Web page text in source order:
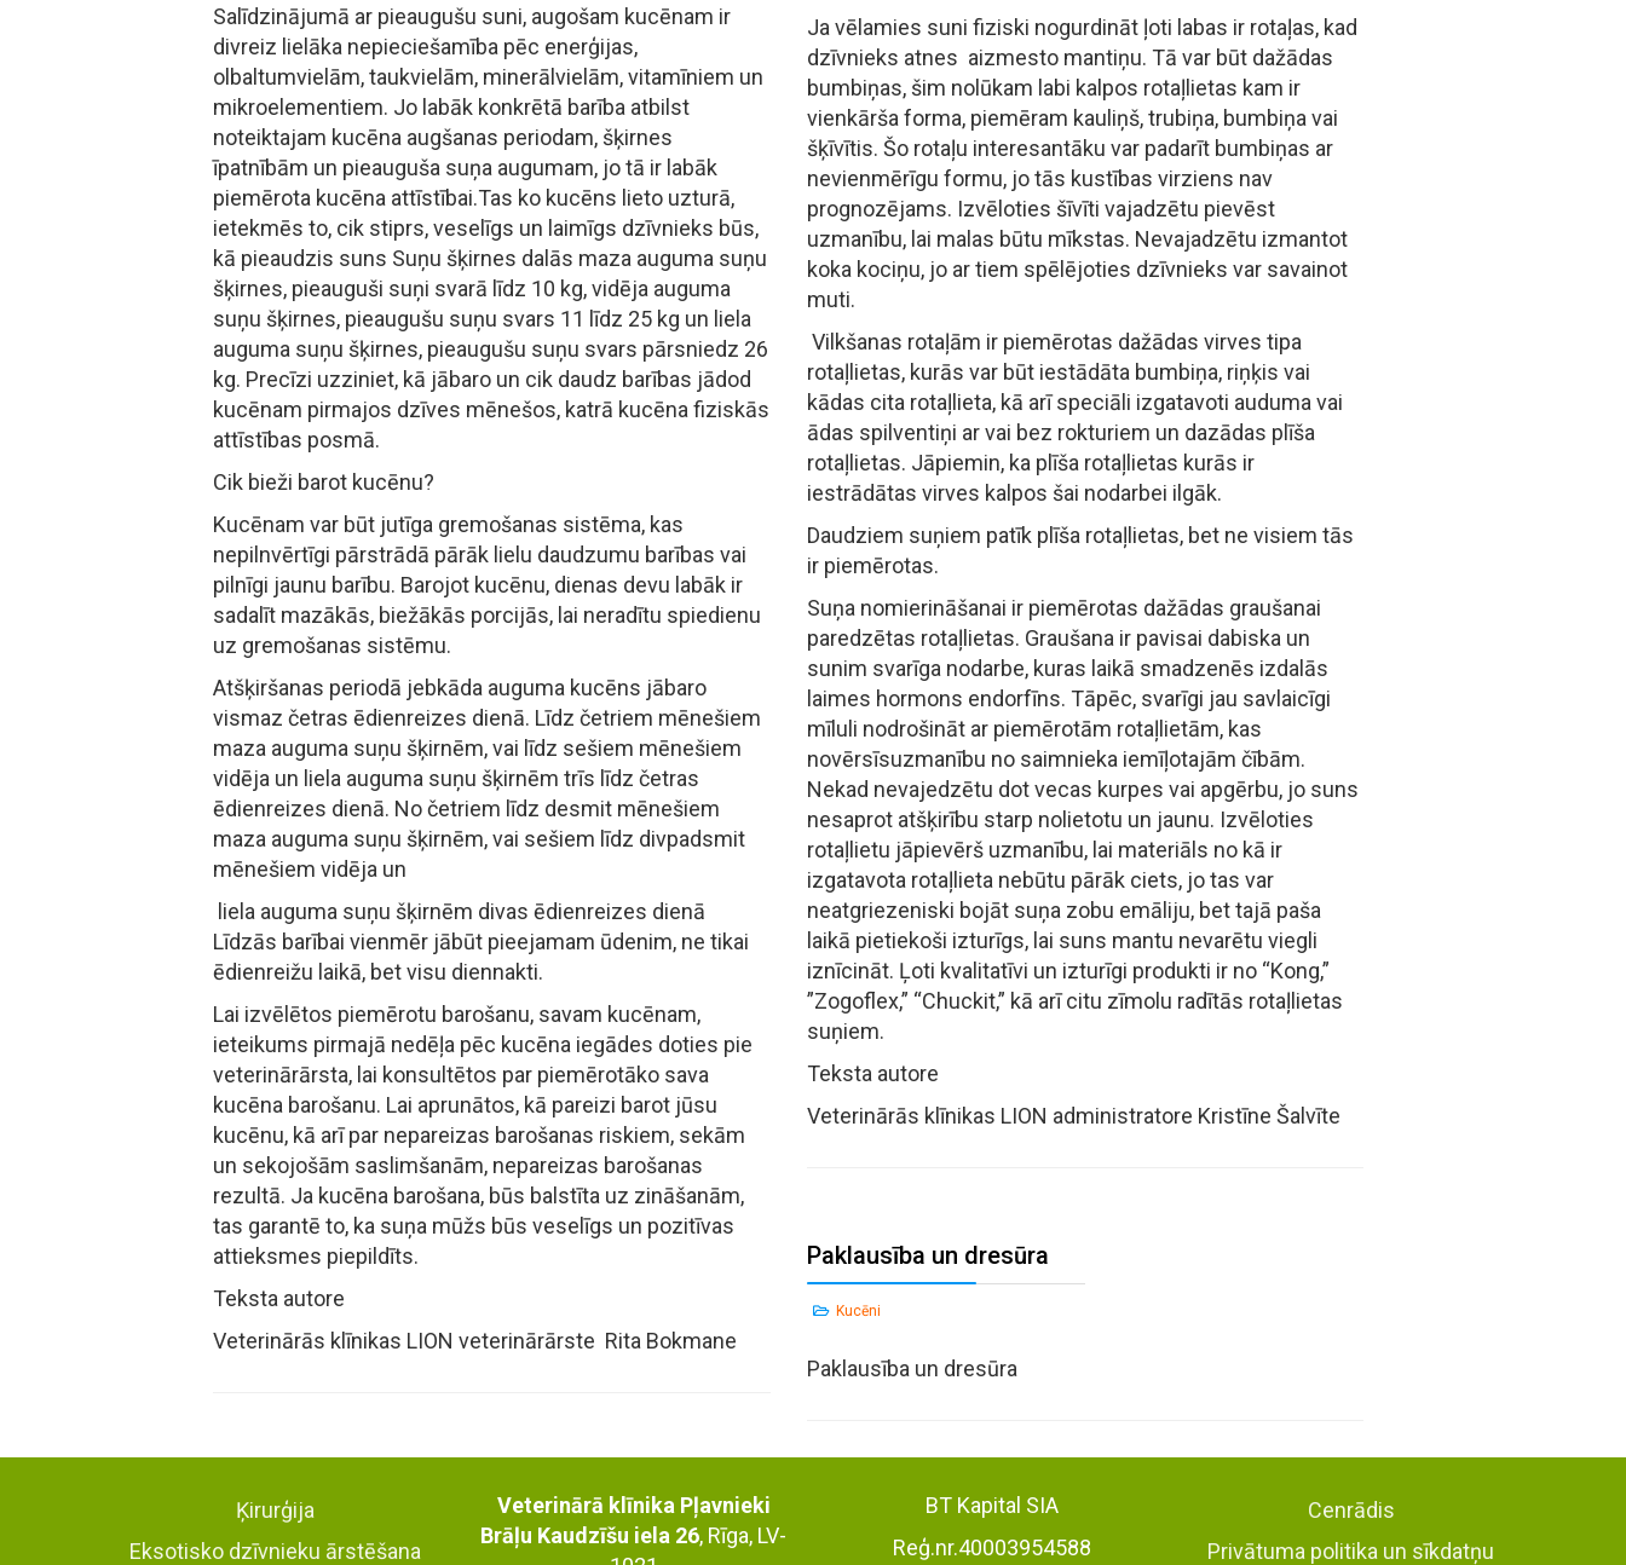
Salīdzinājumā ar pieaugušu suni, augošam kucēnam ir
divreiz lielāka nepieciešamība pēc enerģijas,
olbaltumvielām, taukvielām, minerālvielām, vitamīniem un
mikroelementiem. Jo labāk konkrētā barība atbilst
noteiktajam kucēna augšanas periodam, šķirnes
īpatnībām un pieauguša suņa augumam, jo tā ir labāk
piemērota kucēna attīstībai.Tas ko kucēns lieto uzturā,
ietekmēs to, cik stiprs, veselīgs un laimīgs dzīvnieks būs,
kā pieaudzis suns Suņu šķirnes dalās maza auguma suņu
šķirnes, pieauguši suņi svarā līdz 10 kg, vidēja auguma
suņu šķirnes, pieaugušu suņu svars 11 līdz 25 kg un liela
auguma suņu šķirnes, pieaugušu suņu svars pārsniedz 26
kg. Precīzi uzziniet, kā jābaro un cik daudz barības jādod
kucēnam pirmajos dzīves mēnešos, katrā kucēna fiziskās
attīstības posmā.
Cik bieži barot kucēnu?
Kucēnam var būt jutīga gremošanas sistēma, kas
nepilnvērtīgi pārstrādā pārāk lielu daudzumu barības vai
pilnīgi jaunu barību. Barojot kucēnu, dienas devu labāk ir
sadalīt mazākās, biežākās porcijās, lai neradītu spiedienu
uz gremošanas sistēmu.
Atšķiršanas periodā jebkāda auguma kucēns jābaro
vismaz četras ēdienreizes dienā. Līdz četriem mēnešiem
maza auguma suņu šķirnēm, vai līdz sešiem mēnešiem
vidēja un liela auguma suņu šķirnēm trīs līdz četras
ēdienreizes dienā. No četriem līdz desmit mēnešiem
maza auguma suņu šķirnēm, vai sešiem līdz divpadsmit
mēnešiem vidēja un
liela auguma suņu šķirnēm divas ēdienreizes dienā
Līdzās barībai vienmēr jābūt pieejamam ūdenim, ne tikai
ēdienreižu laikā, bet visu diennakti.
Lai izvēlētos piemērotu barošanu, savam kucēnam,
ieteikums pirmajā nedēļa pēc kucēna iegādes doties pie
veterinārārsta, lai konsultētos par piemērotāko sava
kucēna barošanu. Lai aprunātos, kā pareizi barot jūsu
kucēnu, kā arī par nepareizas barošanas riskiem, sekām
un sekojošām saslimšanām, nepareizas barošanas
rezultā. Ja kucēna barošana, būs balstīta uz zināšanām,
tas garantē to, ka suņa mūžs būs veselīgs un pozitīvas
attieksmes piepildīts.
Teksta autore
Veterinārās klīnikas LION veterinārārste Rita Bokmane
Ja vēlamies suni fiziski nogurdināt ļoti labas ir rotaļas, kad
dzīvnieks atnes aizmesto mantiņu. Tā var būt dažādas
bumbiņas, šim nolūkam labi kalpos rotaļlietas kam ir
vienkārša forma, piemēram kauliņš, trubiņa, bumbiņa vai
šķīvītis. Šo rotaļu interesantāku var padarīt bumbiņas ar
nevienmērīgu formu, jo tās kustības virziens nav
prognozējams. Izvēloties šīvīti vajadzētu pievēst
uzmanību, lai malas būtu mīkstas. Nevajadzētu izmantot
koka kociņu, jo ar tiem spēlējoties dzīvnieks var savainot
muti.
Vilkšanas rotaļām ir piemērotas dažādas virves tipa
rotaļlietas, kurās var būt iestādāta bumbiņa, riņķis vai
kādas cita rotaļlieta, kā arī speciāli izgatavoti auduma vai
ādas spilventiņi ar vai bez rokturiem un dazādas plīša
rotaļlietas. Jāpiemin, ka plīša rotaļlietas kurās ir
iestrādātas virves kalpos šai nodarbei ilgāk.
Daudziem suņiem patīk plīša rotaļlietas, bet ne visiem tās
ir piemērotas.
Suņa nomierināšanai ir piemērotas dažādas graušanai
paredzētas rotaļlietas. Graušana ir pavisai dabiska un
sunim svarīga nodarbe, kuras laikā smadzenēs izdalās
laimes hormons endorfīns. Tāpēc, svarīgi jau savlaicīgi
mīluli nodrošināt ar piemērotām rotaļlietām, kas
novērsīsuzmanību no saimnieka iemīļotajām čībām.
Nekad nevajedzētu dot vecas kurpes vai apgērbu, jo suns
nesaprot atšķirību starp nolietotu un jaunu. Izvēloties
rotaļlietu jāpievērš uzmanību, lai materiāls no kā ir
izgatavota rotaļlieta nebūtu pārāk ciets, jo tas var
neatgriezeniski bojāt suņa zobu emāliju, bet tajā paša
laikā pietiekoši izturīgs, lai suns mantu nevarētu viegli
iznīcināt. Ļoti kvalitatīvi un izturīgi produkti ir no “Kong,”
”Zogoflex,” “Chuckit,” kā arī citu zīmolu radītās rotaļlietas
suņiem.
Teksta autore
Veterinārās klīnikas LION administratore Kristīne Šalvīte
Paklausība un dresūra
Kucēni
Paklausība un dresūra
Ķirurģija
Eksotisko dzīvnieku ārstēšana
Veterinārā klīnika Pļavnieki
Brāļu Kaudzīšu iela 26, Rīga, LV-
BT Kapital SIA
Reģ.nr.40003954588
Cenrādis
Privātuma politika un sīkdatņu